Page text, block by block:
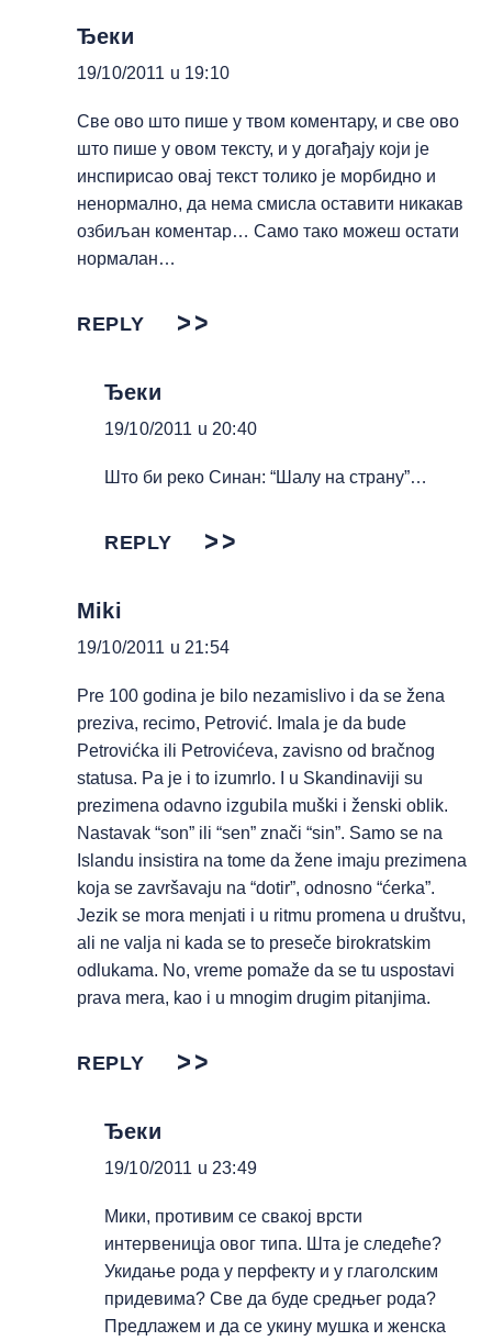
Ђеки
19/10/2011 u 19:10
Све ово што пише у твом коментару, и све ово
што пише у овом тексту, и у догађају који је
инспирисао овај текст толико је морбидно и
ненормално, да нема смисла оставити никакав
озбиљан коментар… Само тако можеш остати
нормалан…
REPLY
Ђеки
19/10/2011 u 20:40
Што би реко Синан: “Шалу на страну”…
REPLY
Miki
19/10/2011 u 21:54
Pre 100 godina je bilo nezamislivo i da se žena
preziva, recimo, Petrović. Imala je da bude
Petrovićka ili Petrovićeva, zavisno od bračnog
statusa. Pa je i to izumrlo. I u Skandinaviji su
prezimena odavno izgubila muški i ženski oblik.
Nastavak “son” ili “sen” znači “sin”. Samo se na
Islandu insistira na tome da žene imaju prezimena
koja se završavaju na “dotir”, odnosno “ćerka”.
Jezik se mora menjati i u ritmu promena u društvu,
ali ne valja ni kada se to preseče birokratskim
odlukama. No, vreme pomaže da se tu uspostavi
prava mera, kao i u mnogim drugim pitanjima.
REPLY
Ђеки
19/10/2011 u 23:49
Мики, противим се свакој врсти
интервеницја овог типа. Шта је следеће?
Укидање рода у перфекту и у глаголским
придевима? Све да буде средњег рода?
Предлажем и да се укину мушка и женска